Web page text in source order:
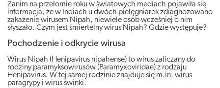
Zanim na przełomie roku w światowych mediach pojawiła się
informacja, że w Indiach u dwóch pielęgniarek zdiagnozowano
zakażenie wirusem Nipah, niewiele osób wcześniej o nim
słyszało. Czym jest śmiertelny wirus Nipah? Gdzie występuje?
Pochodzenie i odkrycie wirusa
Wirus Nipah (Henipavirus nipahense) to wirus zaliczany do
rodziny paramyksowirusów (Paramyxoviridae) z rodzaju
Henipavirus. W tej samej rodzinie znajduje się m.in. wirus
paragrypy i wirus świnki.